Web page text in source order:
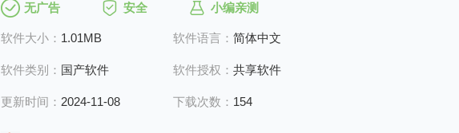
无广告 安全 小编亲测
软件大小： 1.01MB 软件语言： 简体中文
软件类别： 国产软件 软件授权： 共享软件
更新时间： 2024-11-08 下载次数： 154